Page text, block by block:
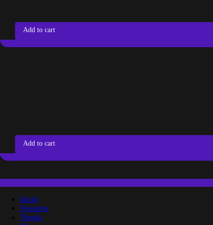
Add to cart
Add to cart
Inicio
Nosotros
Tienda